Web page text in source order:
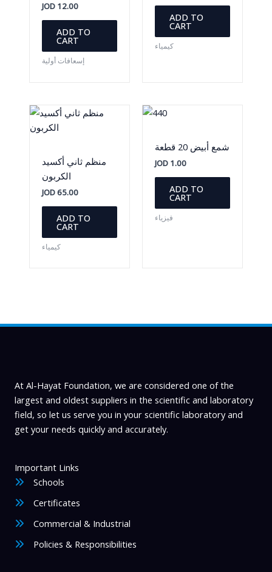
JOD12.00
ADD TO
CART
إسعافات أولية
ADD TO
CART
كيمياء
منظم ثاني أكسيد
الكربون
JOD65.00
ADD TO
CART
كيمياء
شمع أبيض 20 قطعة
JOD 1.00
ADD TO
CART
فيزياء
At Al-Hayat Foundation, we are considered one of the
largest and oldest suppliers in the scientific and laboratory
field, so let us serve you in your scientific laboratory and
get your needs quickly and accurately.
Important Links
Schools
Certificates
Commercial & Industrial
Policies & Responsibilities